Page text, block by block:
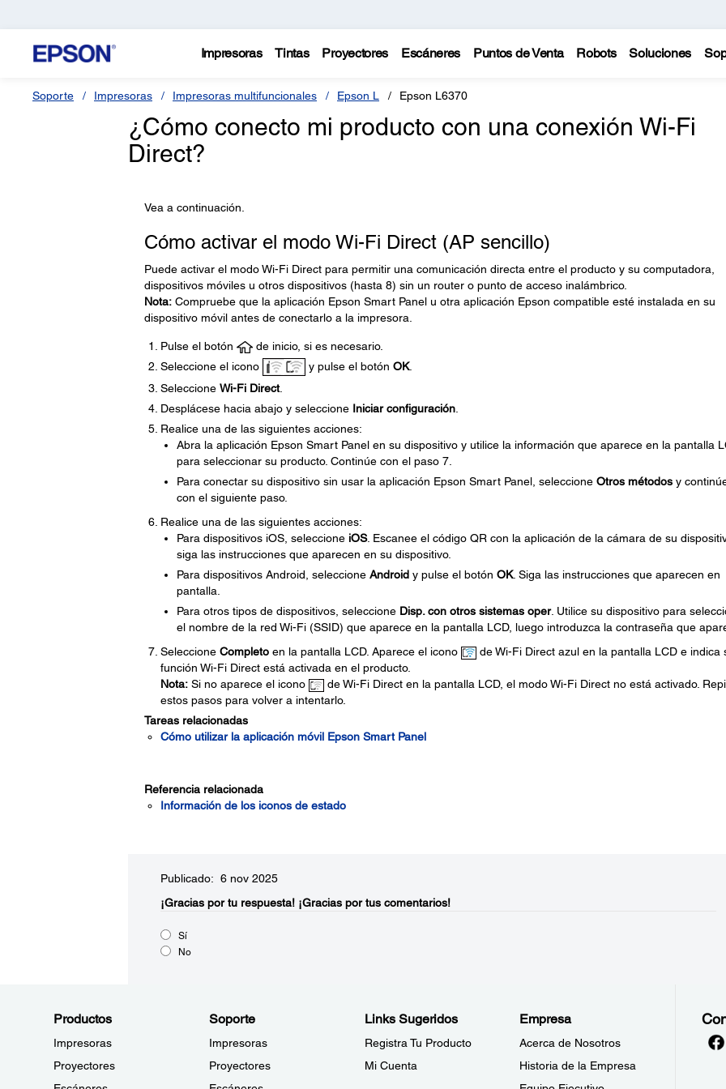
Impresoras Tintas Proyectores Escáneres Puntos de Venta Robots Soluciones
Soporte Impresoras Impresoras multifuncionales Epson L Epson L6370
¿Cómo conecto mi producto con una conexión Wi-Fi
Direct?
Vea a continuación.
Cómo activar el modo Wi-Fi Direct (AP sencillo)
Puede activar el modo Wi-Fi Direct para permitir una comunicación directa entre el producto y su computadora,
dispositivos móviles u otros dispositivos (hasta 8) sin un router o punto de acceso inalámbrico.
Nota:Compruebe que la aplicación Epson Smart Panel u otra aplicación Epson compatible esté instalada en su
dispositivo móvil antes de conectarlo a la impresora.
Pulse el botón
de inicio, si es necesario.
Seleccione el icono
y pulse el botón OK.
Seleccione Wi-Fi Direct.
Desplácese hacia abajo y seleccione Iniciar configuración.
Realice una de las siguientes acciones:
Abra la aplicación Epson Smart Panel en su dispositivo y utilice la información que aparece en la pantalla
para seleccionar su producto. Continúe con el paso 7.
Para conectar su dispositivo sin usar la aplicación Epson Smart Panel, seleccione Otros métodosy
con el siguiente paso.
Realice una de las siguientes acciones:
Para dispositivos iOS, seleccione iOS. Escanee el código QR con la aplicación de la cámara de su
siga las instrucciones que aparecen en su dispositivo.
Para dispositivos Android, seleccione Androidy pulse el botón OK. Siga las instrucciones que aparecen en
pantalla.
Para otros tipos de dispositivos, seleccione Disp. con otros sistemas oper. Utilice su dispositivo para
el nombre de la red Wi-Fi (SSID) que aparece en la pantalla LCD, luego introduzca la contraseña que
Seleccione Completoen la pantalla LCD. Aparece el icono
de Wi-Fi Direct azul en la pantalla LCD e indica
función Wi-Fi Direct está activada en el producto.
Nota:Si no aparece el icono
de Wi-Fi Direct en la pantalla LCD, el modo Wi-Fi Direct no está activado.
estos pasos para volver a intentarlo.
Tareas relacionadas
Cómo utilizar la aplicación móvil Epson Smart Panel
Referencia relacionada
Información de los iconos de estado
Publicado: 6 nov 2025
¡Gracias por tu respuesta! ¡Gracias por tus comentarios!
Sí
No
Productos
Impresoras
Proyectores
Soporte
Impresoras
Proyectores
Links Sugeridos
Registra Tu Producto
Mi Cuenta
Empresa
Acerca de Nosotros
Historia de la Empresa